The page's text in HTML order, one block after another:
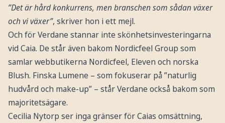
”Det är hård konkurrens, men branschen som sådan växer
och vi växer”, skriver hon i ett mejl.
Och för Verdane stannar inte skönhetsinvesteringarna
vid Caia. De står även bakom Nordicfeel Group som
samlar webbutikerna Nordicfeel, Eleven och norska
Blush. Finska Lumene – som fokuserar på ”naturlig
hudvård och make-up” – står Verdane också bakom som
majoritetsägare.
Cecilia Nytorp ser inga gränser för Caias omsättning,